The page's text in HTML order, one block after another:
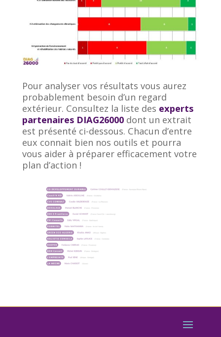
Pour analyser vos résultats vous aurez
probablement besoin d’un regard
extérieur. Consultez la liste des experts
partenaires DIAG26000dont un extrait
est présenté ci-dessous. Chacun d’entre
eux connait bien nos outils et pourra
vous aider à préparer efficacement votre
plan d’action !